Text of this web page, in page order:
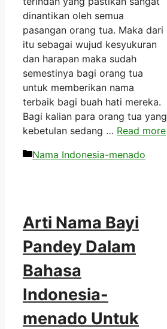
dinantikan oleh semua
pasangan orang tua. Maka dari
itu sebagai wujud kesyukuran
dan harapan maka sudah
semestinya bagi orang tua
untuk memberikan nama
terbaik bagi buah hati mereka.
Bagi kalian para orang tua yang
kebetulan sedang … Read more
Kategori
Nama Indonesia-menado
Arti Nama Bayi
Pandey Dalam
Bahasa
Indonesia-
menado Untuk